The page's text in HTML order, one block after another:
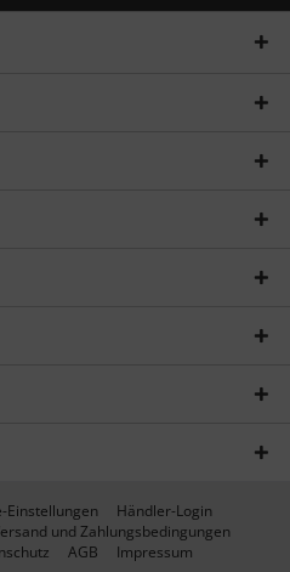
Einstellungen
Händler-Login
und Zahlungsbedingungen
AGB Impressum